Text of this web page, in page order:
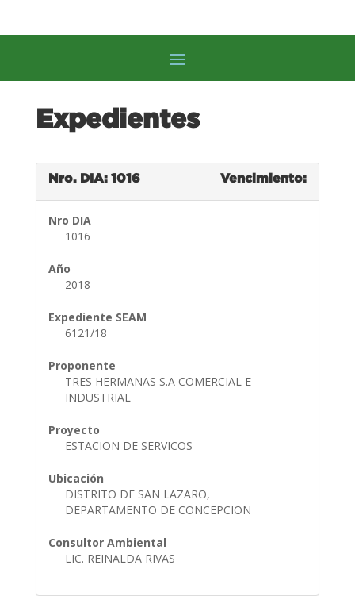
Expedientes
Nro. DIA: 1016 Vencimiento:
Nro DIA
1016
Año
2018
Expediente SEAM
6121/18
Proponente
TRES HERMANAS S.A COMERCIAL E
INDUSTRIAL
Proyecto
ESTACION DE SERVICOS
Ubicación
DISTRITO DE SAN LAZARO,
DEPARTAMENTO DE CONCEPCION
Consultor Ambiental
LIC. REINALDA RIVAS